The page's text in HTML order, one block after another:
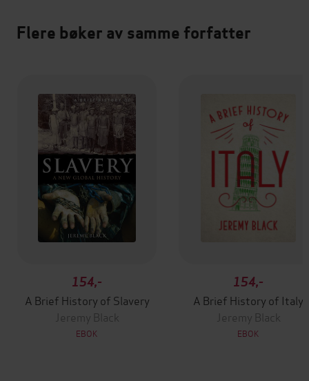
Flere bøker av samme forfatter
154,-
A Brief History of Slavery
Jeremy Black
EBOK
154,-
A Brief History of Italy
Jeremy Black
EBOK